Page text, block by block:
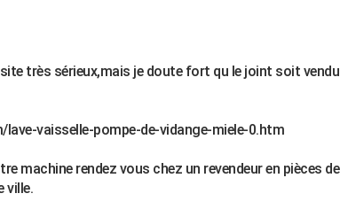
très sérieux,mais je doute fort qu le joint soit vendu
vaisselle-pompe-de-vidange-miele-0.htm
machine rendez vous chez un revendeur en pièces de
ville.